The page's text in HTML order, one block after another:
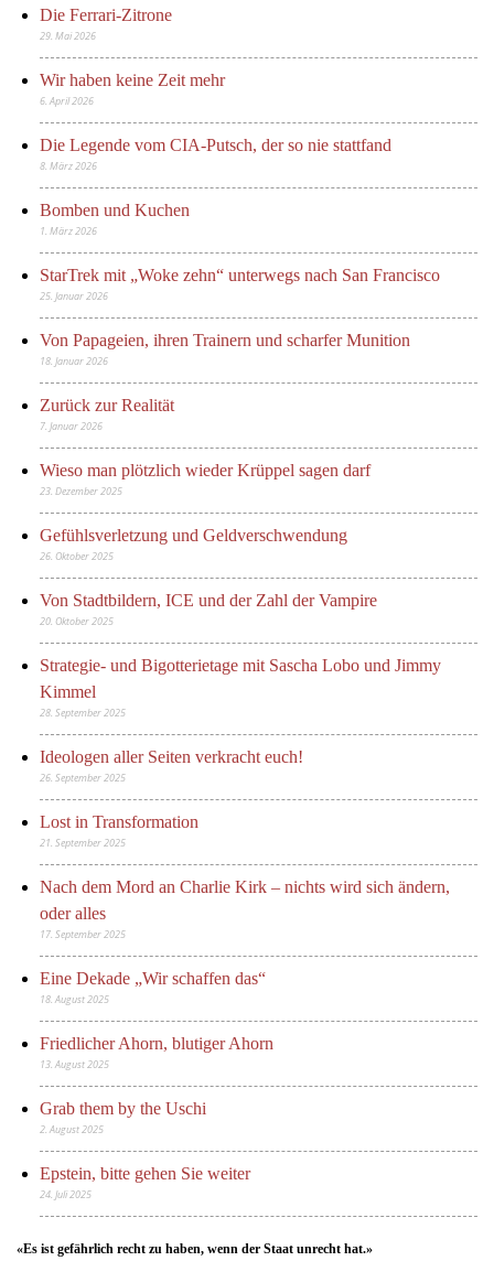
Die Ferrari-Zitrone
29. Mai 2026
Wir haben keine Zeit mehr
6. April 2026
Die Legende vom CIA-Putsch, der so nie stattfand
8. März 2026
Bomben und Kuchen
1. März 2026
StarTrek mit „Woke zehn“ unterwegs nach San Francisco
25. Januar 2026
Von Papageien, ihren Trainern und scharfer Munition
18. Januar 2026
Zurück zur Realität
7. Januar 2026
Wieso man plötzlich wieder Krüppel sagen darf
23. Dezember 2025
Gefühlsverletzung und Geldverschwendung
26. Oktober 2025
Von Stadtbildern, ICE und der Zahl der Vampire
20. Oktober 2025
Strategie- und Bigotterietage mit Sascha Lobo und Jimmy
Kimmel
28. September 2025
Ideologen aller Seiten verkracht euch!
26. September 2025
Lost in Transformation
21. September 2025
Nach dem Mord an Charlie Kirk – nichts wird sich ändern,
oder alles
17. September 2025
Eine Dekade „Wir schaffen das“
18. August 2025
Friedlicher Ahorn, blutiger Ahorn
13. August 2025
Grab them by the Uschi
2. August 2025
Epstein, bitte gehen Sie weiter
24. Juli 2025
«Es ist gefährlich recht zu haben, wenn der Staat unrecht hat.»